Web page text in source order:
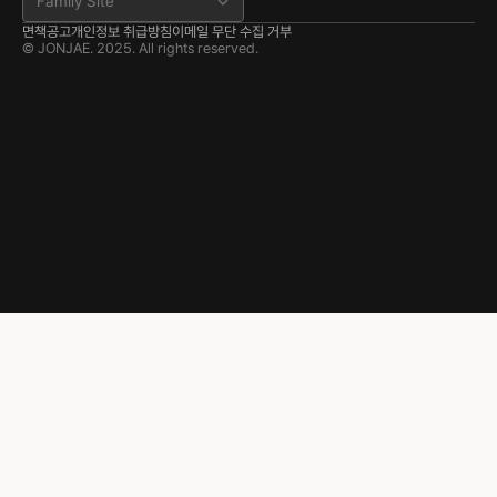
면책공고개인정보 취급방침이메일 무단 수집 거부
© JONJAE. 2025. All rights reserved.